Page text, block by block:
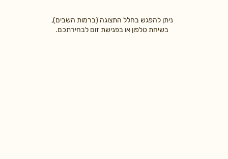
ניתן להפגש בחלל התצוגה (ברמות השבים),
בשיחת טלפון או בפגישת זום לבחירתכם.